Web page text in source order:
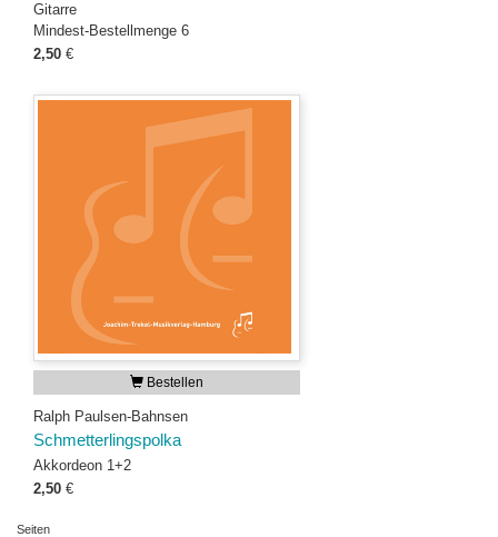
Gitarre
Mindest-Bestellmenge 6
2,50 €
Bestellen
Ralph Paulsen-Bahnsen
Schmetterlingspolka
Akkordeon 1+2
2,50 €
Seiten